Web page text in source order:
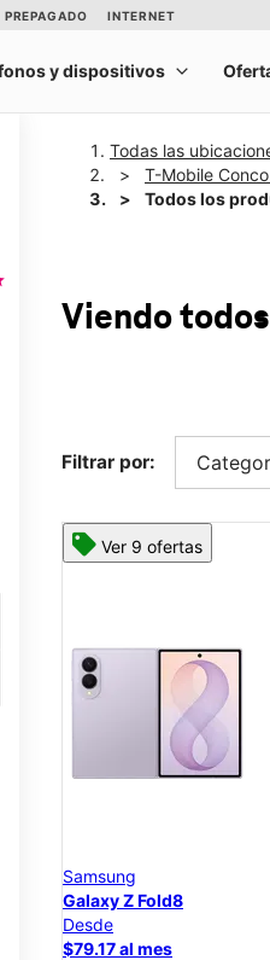
Todas las
T-Mobile
Todos los
Viendo
Filtrar por:
Ver 9 ofertas
Samsung
Galaxy Z Fold8
Desde
$79.17 al mes